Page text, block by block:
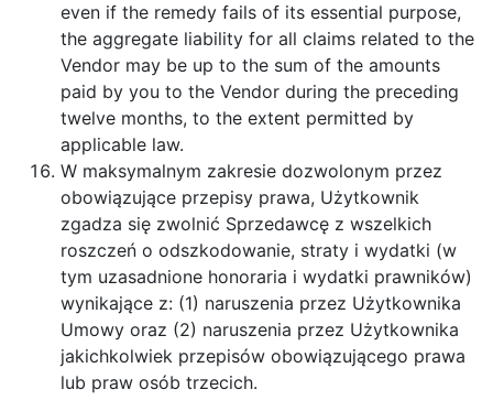
even if the remedy fails of its essential purpose,
the aggregate liability for all claims related to the
Vendor may be up to the sum of the amounts
paid by you to the Vendor during the preceding
twelve months, to the extent permitted by
applicable law.
W maksymalnym zakresie dozwolonym przez
obowiązujące przepisy prawa, Użytkownik
zgadza się zwolnić Sprzedawcę z wszelkich
roszczeń o odszkodowanie, straty i wydatki (w
tym uzasadnione honoraria i wydatki prawników)
wynikające z: (1) naruszenia przez Użytkownika
Umowy oraz (2) naruszenia przez Użytkownika
jakichkolwiek przepisów obowiązującego prawa
lub praw osób trzecich.